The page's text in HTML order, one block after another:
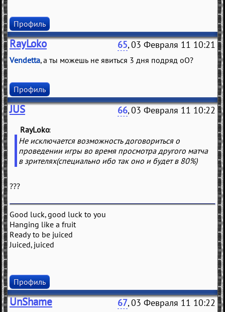
Профиль
RayLoko 65, 03 Февраля 11 10:21
Vendetta, а ты можешь не явиться 3 дня подряд оО?
Профиль
JUS 66, 03 Февраля 11 10:22
RayLoko
Не исключается возможность договориться о
проведении игры во время просмотра другого матча
в зрителях(специально ибо так оно и будет в 80%)
???
Good luck, good luck to you
Hanging like a fruit
Ready to be juiced
Juiced, juiced
Профиль
UnShame 67, 03 Февраля 11 10:22